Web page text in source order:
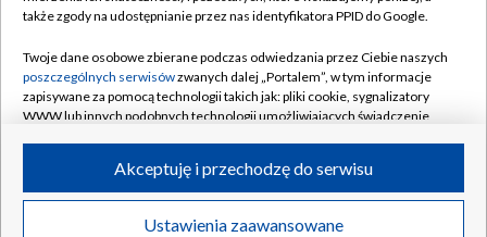
Rada Programowa
System NOS
Informacje o nadawcy
Program dla prasy
Pomoc
Kontakt
Kanały
©2026 Telewizja Polska S.A. w likwidacji
także zgody na udostępnianie przez nas identyfikatora PPID do Google.
Twoje dane osobowe zbierane podczas odwiedzania przez Ciebie naszych
poszczególnych serwisówzwanych dalej „Portalem”, w tym informacje
zapisywane za pomocą technologii takich jak: pliki cookie, sygnalizatory
WWW lub innych podobnych technologii umożliwiających świadczenie
ruchu w Internecie.
Twoje dane osobowe zbierane podczas odwiedzania przez Ciebie
Ustawienia zaawansowane
Akceptuję i przechodzę do serwisu